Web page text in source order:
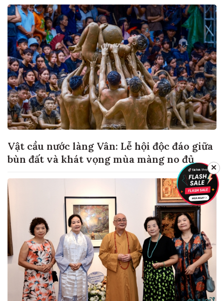
Vật cầu nước làng Vân: Lễ hội độc đáo giữa
bùn đất và khát vọng mùa màng no đủ
✕